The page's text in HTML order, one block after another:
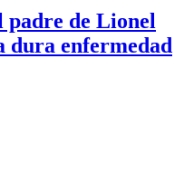
padre de Lionel
dura enfermedad